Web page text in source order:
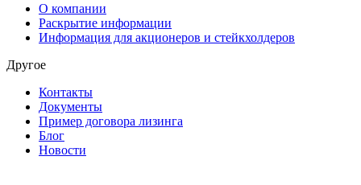
О компании
Раскрытие информации
Информация для акционеров и стейкхолдеров
Другое
Контакты
Документы
Пример договора лизинга
Блог
Новости